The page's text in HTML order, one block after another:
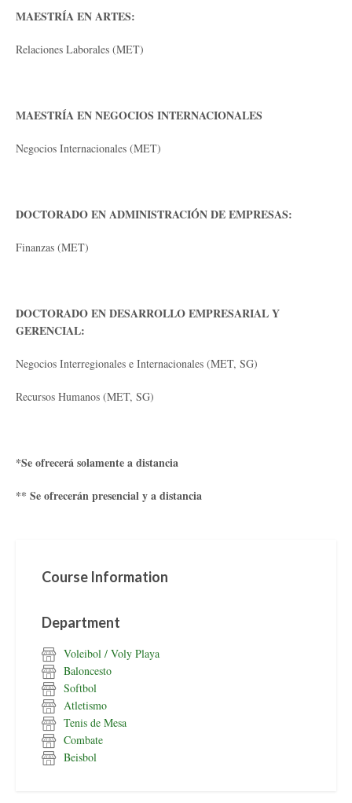
MAESTRÍA EN ARTES:
Relaciones Laborales (MET)
MAESTRÍA EN NEGOCIOS INTERNACIONALES
Negocios Internacionales (MET)
DOCTORADO EN ADMINISTRACIÓN DE EMPRESAS:
Finanzas (MET)
DOCTORADO EN DESARROLLO EMPRESARIAL Y
GERENCIAL:
Negocios Interregionales e Internacionales (MET, SG)
Recursos Humanos (MET, SG)
*Se ofrecerá solamente a distancia
** Se ofrecerán presencial y a distancia
Course Information
Department
Voleibol / Voly Playa
Baloncesto
Softbol
Atletismo
Tenis de Mesa
Combate
Beisbol